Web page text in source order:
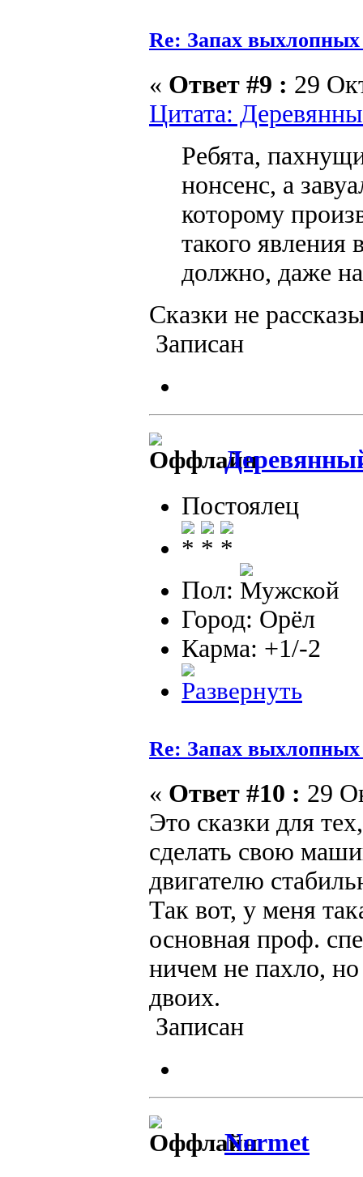
Re: Запах выхлопных
« Ответ #9 : 29
Цитата:
Ребята,
нонсенс, а
которому
такого явления
должно, даже
Сказки не
Записан
Постоялец
Пол:
Город: Орёл
Карма: +1/-2
Re: Запах выхлопных
« Ответ #10 : 29
Это сказки для
сделать свою
двигателю
Так вот, у меня
основная проф.
ничем не пахло,
двоих.
Записан
Normet